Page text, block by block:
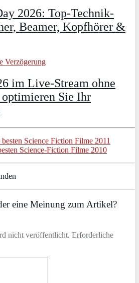
2026: Top-Technik-
Beamer, Kopfhörer &
im Live-Stream ohne
Sie Ihr
Science Fiction Filme 2011
Science-Fiction Filme 2010
eine Meinung zum Artikel?
nicht veröffentlicht. Erforderliche